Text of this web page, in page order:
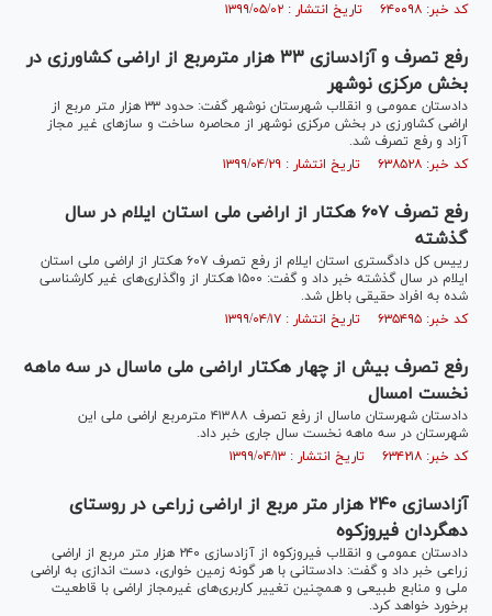
کد خبر: ۶۴۰۰۹۸ تاریخ انتشار : ۱۳۹۹/۰۵/۰۲
رفع تصرف و آزادسازی ۳۳ هزار مترمربع از اراضی کشاورزی در
بخش مرکزی نوشهر
دادستان عمومی و انقلاب شهرستان نوشهر گفت: حدود ۳۳ هزار متر مربع از
اراضی کشاورزی در بخش مرکزی نوشهر از محاصره ساخت و ساز‌های غیر مجاز
آزاد و رفع تصرف شد.
کد خبر: ۶۳۸۵۲۸ تاریخ انتشار : ۱۳۹۹/۰۴/۲۹
رفع تصرف ۶۰۷ هکتار از اراضی ملی استان ایلام در سال
گذشته
رییس کل دادگستری استان ایلام از رفع تصرف ۶۰۷ هکتار از اراضی ملی استان
ایلام در سال گذشته خبر داد و گفت: ۱۵۰۰ هکتار از واگذاری‌های غیر کارشناسی
شده به افراد حقیقی باطل شد.
کد خبر: ۶۳۵۴۹۵ تاریخ انتشار : ۱۳۹۹/۰۴/۱۷
رفع تصرف بیش از چهار هکتار اراضی ملی ماسال در سه ماهه
نخست امسال
دادستان شهرستان ماسال از رفع تصرف ۴١٣٨٨ مترمربع اراضی ملی این
شهرستان در سه ماهه نخست سال جاری خبر داد.
کد خبر: ۶۳۴۲۱۸ تاریخ انتشار : ۱۳۹۹/۰۴/۱۳
آزادسازی ۲۴۰ هزار متر مربع از اراضی زراعی در روستای
دهگردان فیروزکوه
دادستان عمومی و انقلاب فیروزکوه از آزادسازی ۲۴۰ هزار متر مربع از اراضی
زراعی خبر داد و گفت: دادستانی با هر گونه زمین خواری، دست اندازی به اراضی
ملی و منابع طبیعی و همچنین تغییر کاربری‌های غیرمجاز اراضی با قاطعیت
برخورد خواهد کرد.